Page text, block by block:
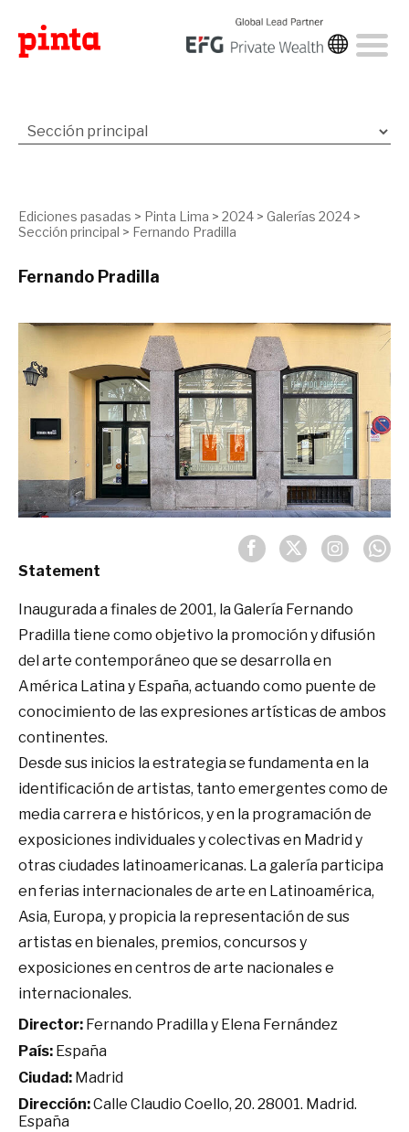
Ediciones pasadas > Pinta Lima > 2024 > Galerías 2024 >
Sección principal > Fernando Pradilla
Fernando Pradilla
Statement
Inaugurada a finales de 2001, la Galería Fernando
Pradilla tiene como objetivo la promoción y difusión
del arte contemporáneo que se desarrolla en
América Latina y España, actuando como puente de
conocimiento de las expresiones artísticas de ambos
continentes.
Desde sus inicios la estrategia se fundamenta en la
identificación de artistas, tanto emergentes como de
media carrera e históricos, y en la programación de
exposiciones individuales y colectivas en Madrid y
otras ciudades latinoamericanas. La galería participa
en ferias internacionales de arte en Latinoamérica,
Asia, Europa, y propicia la representación de sus
artistas en bienales, premios, concursos y
exposiciones en centros de arte nacionales e
internacionales.
Director: Fernando Pradilla y Elena Fernández
País: España
Ciudad: Madrid
Dirección:Calle Claudio Coello, 20. 28001. Madrid.
España